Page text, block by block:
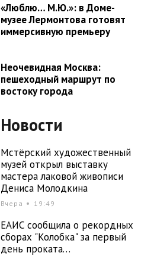
«Люблю… М.Ю.»: в Доме-
музее Лермонтова готовят
иммерсивную премьеру
Неочевидная Москва:
пешеходный маршрут по
востоку города
Новости
Мстёрский художественный
музей открыл выставку
мастера лаковой живописи
Дениса Молодкина
Вчера 19:49
ЕАИС сообщила о рекордных
сборах "Колобка" за первый
день проката…